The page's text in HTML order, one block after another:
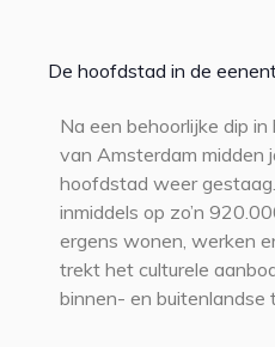
De hoofdstad in de
Na een behoorlijke dip
van Amsterdam midden
hoofdstad weer
inmiddels op zo’n
ergens wonen, werken
trekt het culturele
binnen- en buitenlandse